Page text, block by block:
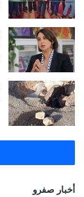
أخبار صفرو